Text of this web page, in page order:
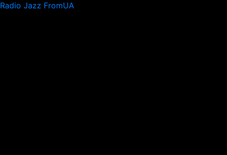
Radio Jazz FromUA